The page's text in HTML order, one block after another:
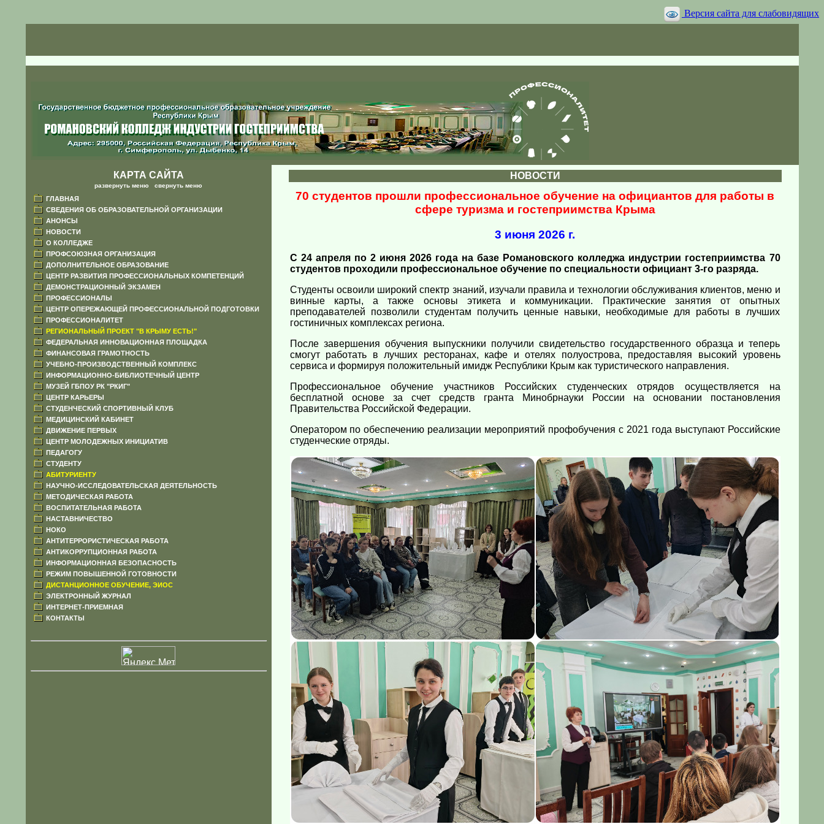
Версия сайта для слабовидящих
КАРТА САЙТА
развернуть меню свернуть меню
ГЛАВНАЯ
СВЕДЕНИЯ ОБ ОБРАЗОВАТЕЛЬНОЙ ОРГАНИЗАЦИИ
АНОНСЫ
НОВОСТИ
О КОЛЛЕДЖЕ
ПРОФСОЮЗНАЯ ОРГАНИЗАЦИЯ
ДОПОЛНИТЕЛЬНОЕ ОБРАЗОВАНИЕ
ЦЕНТР РАЗВИТИЯ ПРОФЕССИОНАЛЬНЫХ КОМПЕТЕНЦИЙ
ДЕМОНСТРАЦИОННЫЙ ЭКЗАМЕН
ПРОФЕССИОНАЛЫ
ЦЕНТР ОПЕРЕЖАЮЩЕЙ ПРОФЕССИОНАЛЬНОЙ ПОДГОТОВКИ
ПРОФЕССИОНАЛИТЕТ
РЕГИОНАЛЬНЫЙ ПРОЕКТ "В КРЫМУ ЕСТЬ!"
ФЕДЕРАЛЬНАЯ ИННОВАЦИОННАЯ ПЛОЩАДКА
ФИНАНСОВАЯ ГРАМОТНОСТЬ
УЧЕБНО-ПРОИЗВОДСТВЕННЫЙ КОМПЛЕКС
ИНФОРМАЦИОННО-БИБЛИОТЕЧНЫЙ ЦЕНТР
МУЗЕЙ ГБПОУ РК "РКИГ"
ЦЕНТР КАРЬЕРЫ
СТУДЕНЧЕСКИЙ СПОРТИВНЫЙ КЛУБ
МЕДИЦИНСКИЙ КАБИНЕТ
ДВИЖЕНИЕ ПЕРВЫХ
ЦЕНТР МОЛОДЕЖНЫХ ИНИЦИАТИВ
ПЕДАГОГУ
СТУДЕНТУ
АБИТУРИЕНТУ
НАУЧНО-ИССЛЕДОВАТЕЛЬСКАЯ ДЕЯТЕЛЬНОСТЬ
МЕТОДИЧЕСКАЯ РАБОТА
ВОСПИТАТЕЛЬНАЯ РАБОТА
НАСТАВНИЧЕСТВО
НОКО
АНТИТЕРРОРИСТИЧЕСКАЯ РАБОТА
АНТИКОРРУПЦИОННАЯ РАБОТА
ИНФОРМАЦИОННАЯ БЕЗОПАСНОСТЬ
РЕЖИМ ПОВЫШЕННОЙ ГОТОВНОСТИ
ДИСТАНЦИОННОЕ ОБУЧЕНИЕ, ЭИОС
ЭЛЕКТРОННЫЙ ЖУРНАЛ
ИНТЕРНЕТ-ПРИЕМНАЯ
КОНТАКТЫ
НОВОСТИ
70 студентов прошли профессиональное обучение на официантов для работы в
сфере туризма и гостеприимства Крыма
3 июня 2026 г.
С 24 апреля по 2 июня 2026 года на базе Романовского колледжа индустрии гостеприимства 70
студентов проходили профессиональное обучение по специальности официант 3-го разряда.
Студенты освоили широкий спектр знаний, изучали правила и технологии обслуживания клиентов, меню и
винные карты, а также основы этикета и коммуникации. Практические занятия от опытных
преподавателей позволили студентам получить ценные навыки, необходимые для работы в лучших
гостиничных комплексах региона.
После завершения обучения выпускники получили свидетельство государственного образца и теперь
смогут работать в лучших ресторанах, кафе и отелях полуострова, предоставляя высокий уровень
сервиса и формируя положительный имидж Республики Крым как туристического направления.
Профессиональное обучение участников Российских студенческих отрядов осуществляется на
бесплатной основе за счет средств гранта Минобрнауки России на основании постановления
Правительства Российской Федерации.
Оператором по обеспечению реализации мероприятий профобучения с 2021 года выступают Российские
студенческие отряды.